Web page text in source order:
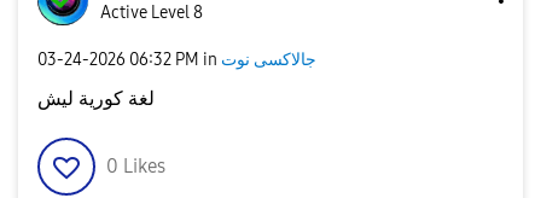
Active Level 8
‎03-24-2026 06:32 PM in جالاكسى نوت
لغة كورية ليش
0 Likes